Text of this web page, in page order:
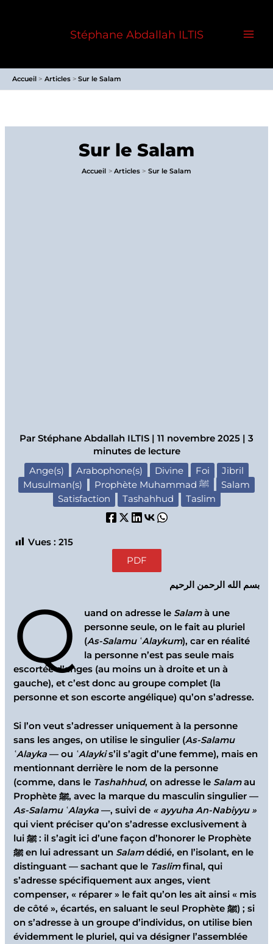
Stéphane Abdallah ILTIS
Accueil Articles Sur le Salam
Sur le Salam
Accueil Articles Sur le Salam
Par Stéphane Abdallah ILTIS 11 novembre 2025
3
minutes de lecture
Ange(s)
Arabophone(s) Divine Foi
Jibril
Musulman(s)
Prophète Muhammad ﷺ
Salam
Satisfaction
Tashahhud Taslim
Vues : 215
PDF
بسم الله الرحمن الرحيم
Q uand on adresse le Salamà une
personne seule, on le fait au pluriel
(As-Salamu ʿAlaykum), car en réalité
la personne n’est pas seule mais
escortée d’anges (au moins un à droite et un à
gauche), et c’est donc au groupe complet (la
personne et son escorte angélique) qu’on s’adresse.
Si l’on veut s’adresser uniquement à la personne
sans les anges, on utilise le singulier (As-Salamu
ʿAlayka — ou ʿAlaykis’il s’agit d’une femme), mais en
mentionnant derrière le nom de la personne
(comme, dans le Tashahhud, on adresse le Salamau
Prophète ﷺ, avec la marque du masculin singulier —
As-Salamu ʿAlayka —, suivi de « ayyuha An-Nabiyyu »
qui vient préciser qu’on s’adresse exclusivement à
lui ﷺ : il s’agit ici d’une façon d’honorer le Prophète
ﷺ en lui adressant un Salamdédié, en l’isolant, en le
distinguant — sachant que le Taslimfinal, qui
s’adresse spécifiquement aux anges, vient
compenser, « réparer » le fait qu’on les ait ainsi « mis
de côté », écartés, en saluant le seul Prophète ﷺ) ; si
on s’adresse à un groupe d’individus, on utilise bien
évidemment le pluriel, qui va désigner l’assemblée